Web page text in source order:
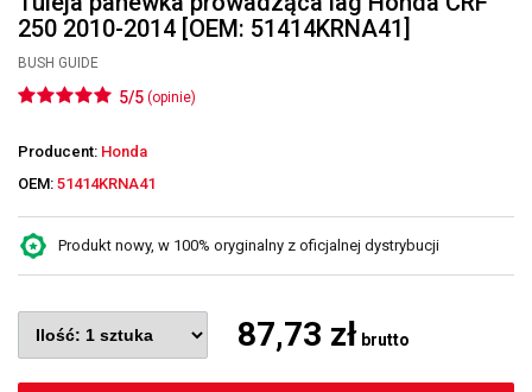
250 2010-2014 [OEM: 51414KRNA41]
BUSH GUIDE
5/5 (opinie)
Producent: Honda
OEM: 51414KRNA41
Produkt nowy, w 100% oryginalny z oficjalnej dystrybucji
87,73 zł brutto